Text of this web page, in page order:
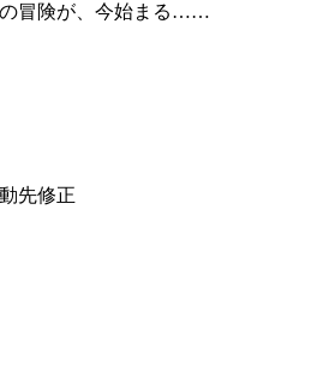
冒険が、今始まる……
先修正